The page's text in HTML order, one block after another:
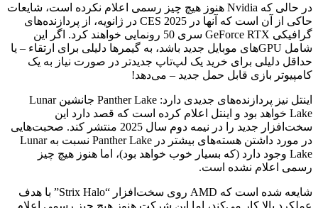
در حالی که Nvidia هنوز هیچ چیز رسمی اعلام نکرده است، شایعات
حاکی از آن است که آنها در CES 2025 در ژانویه، از پردازنده‌های
گرافیکی GeForce RTX سری 50 رونمایی خواهند کرد. اگر این
شامل GPUهای موبایل جدید باشد، به گیمرها دلیلی برای ارتقاء – یا
حداقل دلیلی برای خرید یک لپ‌تاپ جدیدتر در صورت نیاز به یک
کامپیوتر بازی قابل حمل جدید – می‌دهد!
اینتل نیز پردازنده‌های جدیدی دارد: Panther Lake جانشین Lunar
Lake خواهد بود و اینتل اعلام کرده است که قصد دارد این
سخت‌افزار جدید را در نیمه دوم سال 2025 منتشر کند. صحبت‌هایی
در مورد داشتن هسته‌های بیشتر در Panther Lake نسبت به Lunar
Lake وجود دارد (که بسیار خوب خواهد بود)، اما هنوز هیچ چیز
رسمی اعلام نشده است.
شایعه شده است که AMD روی سخت‌افزار “Strix Halo” با هدف
عملکرد بالا کار می‌کند، اما این شرکت هنوز هیچ چیز رسمی اعلام